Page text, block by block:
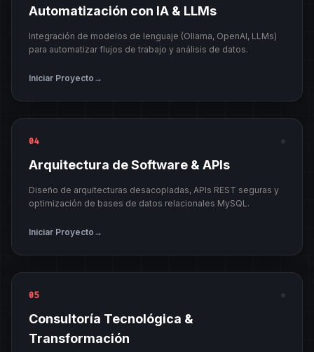
Automatización con IA & LLMs
Integración de modelos de lenguaje (Ollama, OpenAI, LLMs)
para automatizar flujos de trabajo y análisis de datos.
Iniciar Proyecto →
04
Arquitectura de Software & APIs
Diseño de arquitecturas desacopladas, APIs REST seguras y
optimización de bases de datos relacionales MySQL.
Iniciar Proyecto →
05
Consultoría Tecnológica &
Transformación